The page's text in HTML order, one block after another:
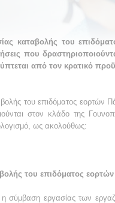
καταβολής του
που
από τον κρατικό
του επιδόματος
στον κλάδο της
ως ακολούθως:
του επιδόματος
εργασίας των